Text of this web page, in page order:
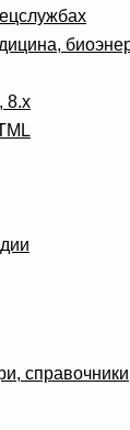
8.x
справочники